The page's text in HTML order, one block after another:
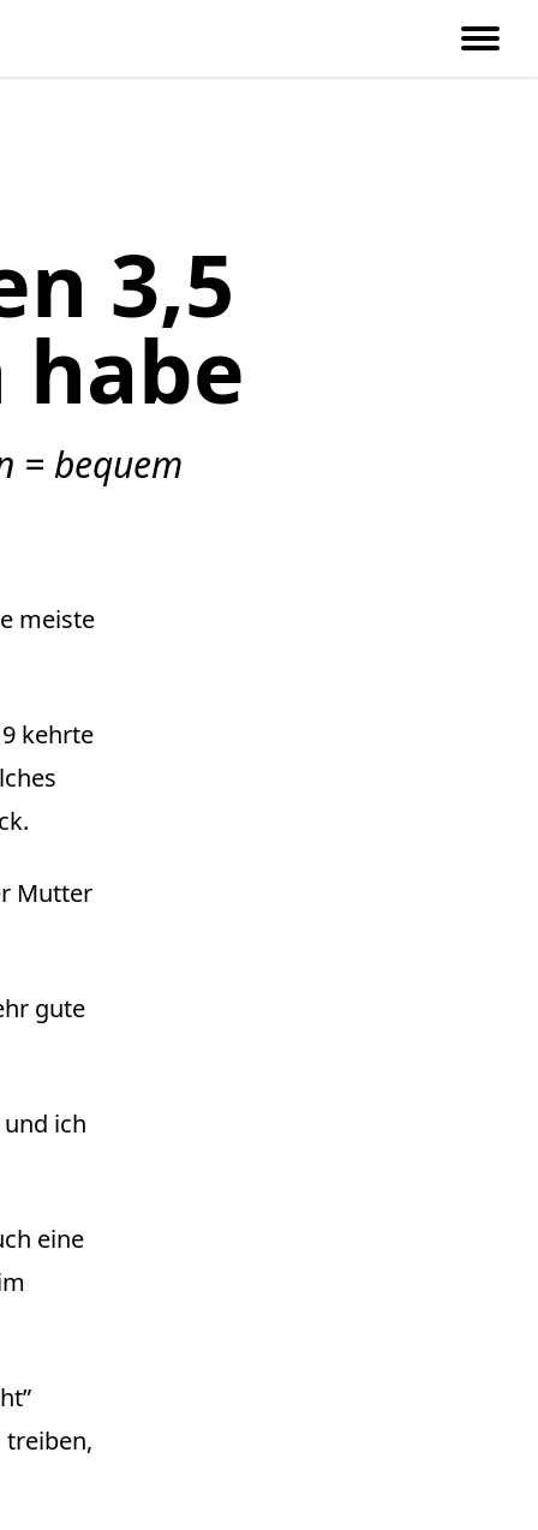
3,5
= bequem
meiste
kehrte
Mutter
gute
ich
eine
treiben,